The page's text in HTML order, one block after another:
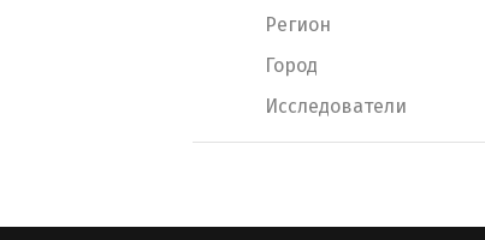
Регион
Город
Исследователи